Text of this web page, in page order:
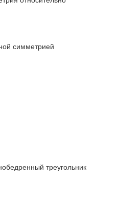
симметрией
треугольник